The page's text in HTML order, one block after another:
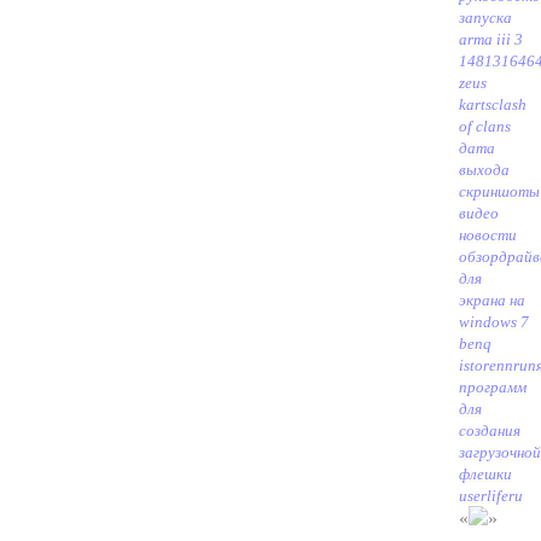
запуска
arma iii 3
zeus
kartsclash
of clans
дата
выхода
скриншоты
видео
новости
обзор
для
экрана на
windows 7
benq
istorennru
программ
для
создания
загрузочной
флешки
userliferu